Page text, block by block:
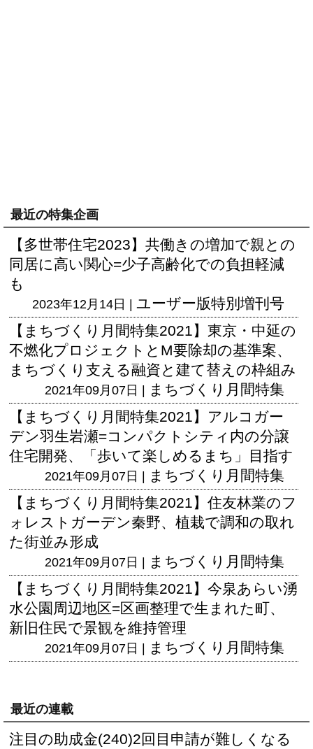
最近の特集企画
【多世帯住宅2023】共働きの増加で親との
同居に高い関心=少子高齢化での負担軽減
も
2023年12月14日 | ユーザー版特別増刊号
【まちづくり月間特集2021】東京・中延の
不燃化プロジェクトとM要除却の基準案、
まちづくり支える融資と建て替えの枠組み
2021年09月07日 | まちづくり月間特集
【まちづくり月間特集2021】アルコガー
デン羽生岩瀬=コンパクトシティ内の分譲
住宅開発、「歩いて楽しめるまち」目指す
2021年09月07日 | まちづくり月間特集
【まちづくり月間特集2021】住友林業のフ
ォレストガーデン秦野、植栽で調和の取れ
た街並み形成
2021年09月07日 | まちづくり月間特集
【まちづくり月間特集2021】今泉あらい湧
水公園周辺地区=区画整理で生まれた町、
新旧住民で景観を維持管理
2021年09月07日 | まちづくり月間特集
最近の連載
注目の助成金(240)2回目申請が難しくなる